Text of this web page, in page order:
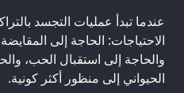
عندما تبدأ عمليات التجسد
الاحتياجات: الحاجة إلى
والحاجة إلى استقبال الحب،
الحيواني إلى منظور أكثر كونية.